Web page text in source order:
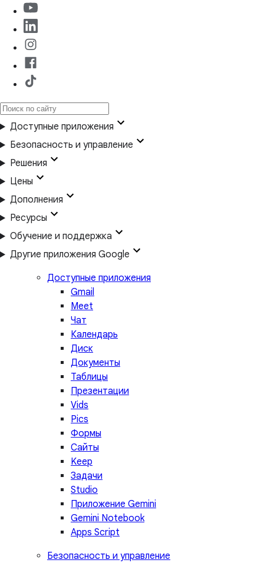
Доступные приложения
Безопасность и управление
Решения
Цены
Дополнения
Ресурсы
Обучение и поддержка
Другие приложения Google
Доступные приложения
Gmail
Meet
Чат
Календарь
Диск
Документы
Таблицы
Презентации
Vids
Pics
Формы
Сайты
Keep
Задачи
Studio
Приложение Gemini
Gemini Notebook
Apps Script
Безопасность и управление